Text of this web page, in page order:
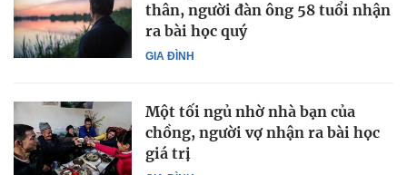
GIA ĐÌNH
thân, người đàn ông 58 tuổi nhận
ra bài học quý
Một tối ngủ nhờ nhà bạn của
chồng, người vợ nhận ra bài học
giá trị